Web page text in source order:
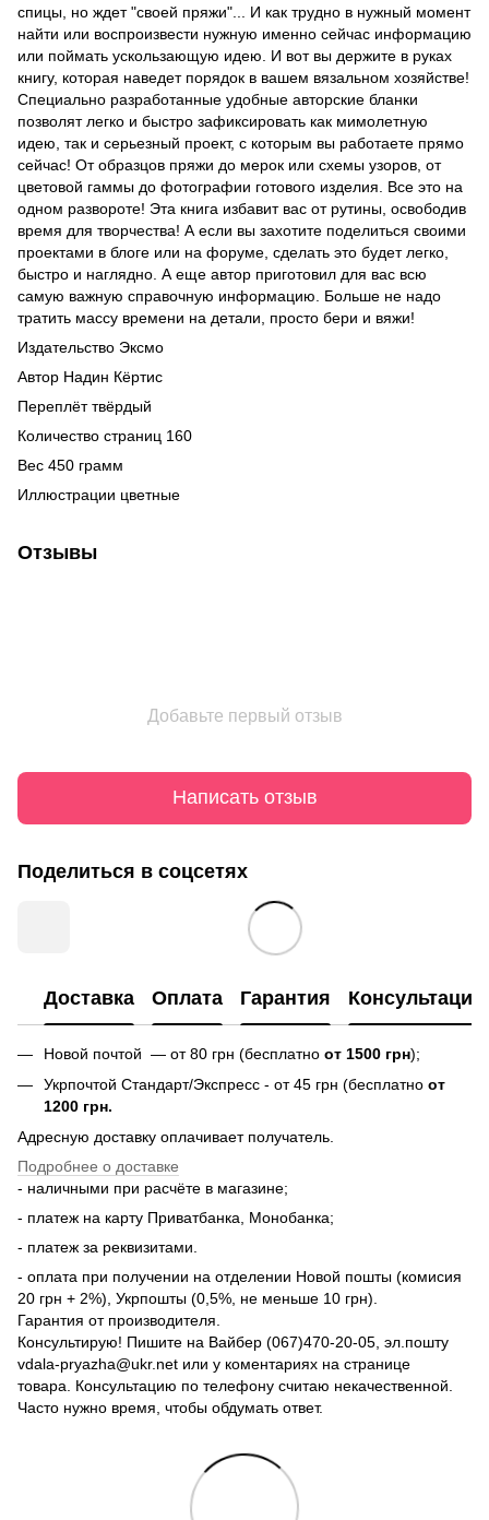
спицы, но ждет "своей пряжи"... И как трудно в нужный момент
найти или воспроизвести нужную именно сейчас информацию
или поймать ускользающую идею. И вот вы держите в руках
книгу, которая наведет порядок в вашем вязальном хозяйстве!
Специально разработанные удобные авторские бланки
позволят легко и быстро зафиксировать как мимолетную
идею, так и серьезный проект, с которым вы работаете прямо
сейчас! От образцов пряжи до мерок или схемы узоров, от
цветовой гаммы до фотографии готового изделия. Все это на
одном развороте! Эта книга избавит вас от рутины, освободив
время для творчества! А если вы захотите поделиться своими
проектами в блоге или на форуме, сделать это будет легко,
быстро и наглядно. А еще автор приготовил для вас всю
самую важную справочную информацию. Больше не надо
тратить массу времени на детали, просто бери и вяжи!
Издательство Эксмо
Автор Надин Кёртис
Переплёт твёрдый
Количество страниц 160
Вес 450 грамм
Иллюстрации цветные
Отзывы
Добавьте первый отзыв
Написать отзыв
Поделиться в соцсетях
Доставка Оплата Гарантия Консультация
Новой почтой — от 80 грн (бесплатно от 1500 грн);
Укрпочтой Стандарт/Экспресс - от 45 грн (бесплатно от
1200 грн.
Адресную доставку оплачивает получатель.
Подробнее о доставке
- наличными при расчёте в магазине;
- платеж на карту Приватбанка, Монобанка;
- платеж за реквизитами.
- оплата при получении на отделении Новой пошты (комисия
20 грн + 2%), Укрпошты (0,5%, не меньше 10 грн).
Гарантия от производителя.
Консультирую! Пишите на Вайбер (067)470-20-05, эл.пошту
vdala-pryazha@ukr.net или у коментариях на странице
товара. Консультацию по телефону считаю некачественной.
Часто нужно время, чтобы обдумать ответ.